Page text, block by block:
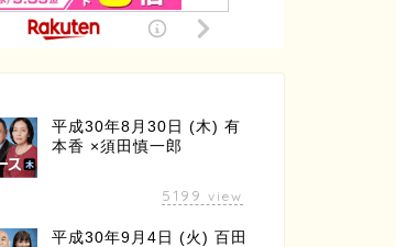
平成30年8月30日 (木) 有
本香 ×須田慎一郎
5199 view
平成30年9月4日 (火) 百田